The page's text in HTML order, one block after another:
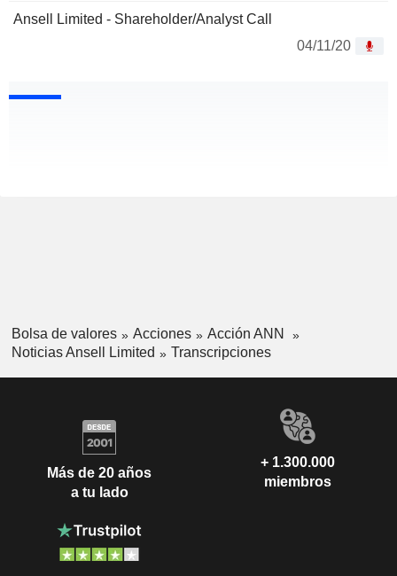
Ansell Limited - Shareholder/Analyst Call
04/11/20
Bolsa de valores Acciones
Acción ANN
Noticias Ansell Limited
Transcripciones
Más de 20 años
a tu lado
+ 1.300.000
miembros